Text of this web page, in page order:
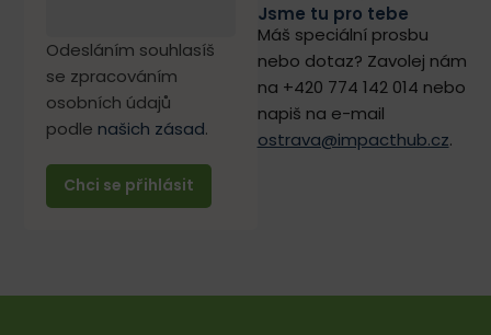
Odesláním souhlasíš
se zpracováním
osobních údajů
podle našich zásad.
Jsme tu pro tebe
Máš speciální prosbu
nebo dotaz? Zavolej nám
na +420 774 142 014 nebo
napiš na e-mail
ostrava@impacthub.cz.